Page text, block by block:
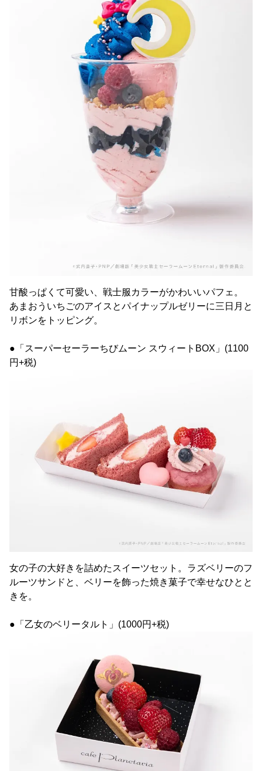
甘酸っぱくて可愛い、戦士服カラーがかわいいパフェ。
あまおういちごのアイスとパイナップルゼリーに三日月と
リボンをトッピング。
●「スーパーセーラーちびムーン スウィートBOX」(1100
円+税)
女の子の大好きを詰めたスイーツセット。ラズベリーのフ
ルーツサンドと、ベリーを飾った焼き菓子で幸せなひとと
きを。
●「乙女のベリータルト」(1000円+税)